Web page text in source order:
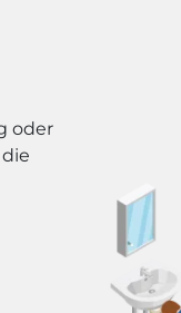
oder